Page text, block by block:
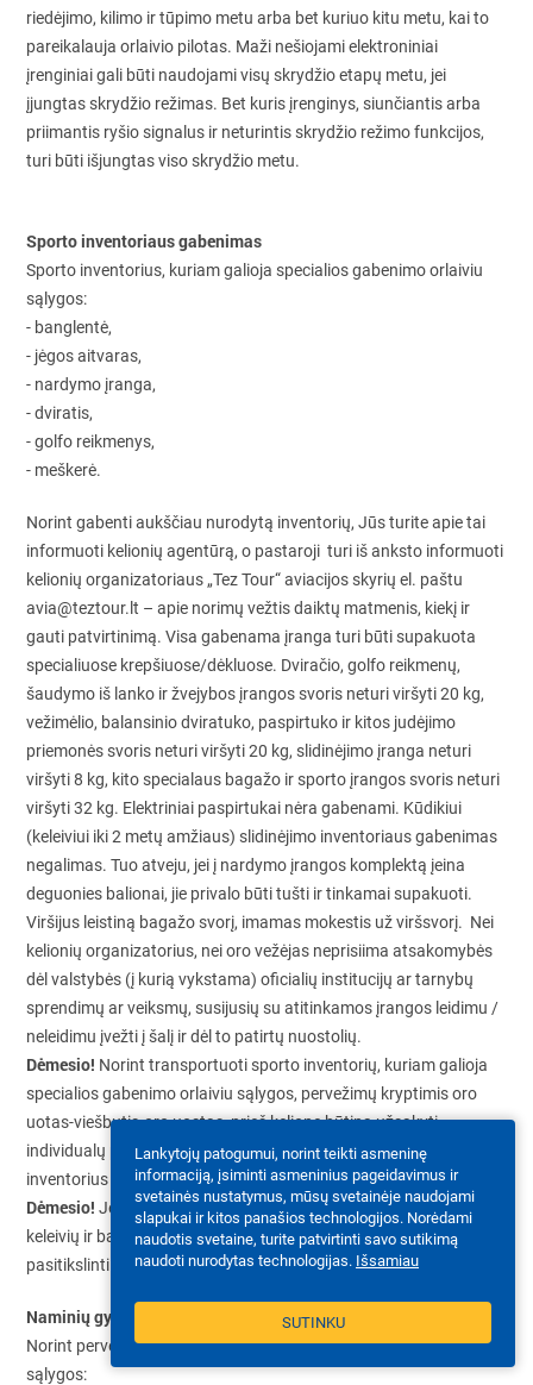
riedėjimo, kilimo ir tūpimo metu arba bet kuriuo kitu metu, kai to
pareikalauja orlaivio pilotas. Maži nešiojami elektroniniai
įrenginiai gali būti naudojami visų skrydžio etapų metu, jei
įjungtas skrydžio režimas. Bet kuris įrenginys, siunčiantis arba
priimantis ryšio signalus ir neturintis skrydžio režimo funkcijos,
turi būti išjungtas viso skrydžio metu.
Sporto inventoriaus gabenimas
Sporto inventorius, kuriam galioja specialios gabenimo orlaiviu
sąlygos:
- banglentė,
- jėgos aitvaras,
- nardymo įranga,
- dviratis,
- golfo reikmenys,
- meškerė.
Norint gabenti aukščiau nurodytą inventorių, Jūs turite apie tai
informuoti kelionių agentūrą, o pastaroji turi iš anksto informuoti
kelionių organizatoriaus „Tez Tour“ aviacijos skyrių el. paštu
avia@teztour.lt – apie norimų vežtis daiktų matmenis, kiekį ir
gauti patvirtinimą. Visa gabenama įranga turi būti supakuota
specialiuose krepšiuose/dėkluose. Dviračio, golfo reikmenų,
šaudymo iš lanko ir žvejybos įrangos svoris neturi viršyti 20 kg,
vežimėlio, balansinio dviratuko, paspirtuko ir kitos judėjimo
priemonės svoris neturi viršyti 20 kg, slidinėjimo įranga neturi
viršyti 8 kg, kito specialaus bagažo ir sporto įrangos svoris neturi
viršyti 32 kg. Elektriniai paspirtukai nėra gabenami. Kūdikiui
(keleiviui iki 2 metų amžiaus) slidinėjimo inventoriaus gabenimas
negalimas. Tuo atveju, jei į nardymo įrangos komplektą įeina
deguonies balionai, jie privalo būti tušti ir tinkamai supakuoti.
Viršijus leistiną bagažo svorį, imamas mokestis už viršsvorį. Nei
kelionių organizatorius, nei oro vežėjas neprisiima atsakomybės
dėl valstybės (į kurią vykstama) oficialių institucijų ar tarnybų
sprendimų ar veiksmų, susijusių su atitinkamos įrangos leidimu /
neleidimu įvežti į šalį ir dėl to patirtų nuostolių.
Dėmesio! Norint transportuoti sporto inventorių, kuriam galioja
specialios gabenimo orlaiviu sąlygos, pervežimų kryptimis oro
uotas-viešbutis-oro uostas, prieš kelionę būtina užsakyti
individualų pervežimą. Užsakius grupinį pervežimą (G), sportinis
inventorius nebus pervežamas.
Dėmesio! Jeigu skrydį vykdo reguliariųjų skrydžių bendrovė,
keleivių ir bagažo vežimo sąlygas bei įkainius prašome
pasitikslinti reguliariųjų skrydžių bendrovės interneto svetainėje.
Naminių gyvūnų gabenimas
Norint pervežti naminius gyvūnus turi būti užtikrintos tam tikros
sąlygos:
Lankytojų patogumui, norint teikti asmeninę
informaciją, įsiminti asmeninius pageidavimus ir
svetainės nustatymus, mūsų svetainėje naudojami
slapukai ir kitos panašios technologijos. Norėdami
naudotis svetaine, turite patvirtinti savo sutikimą
naudoti nurodytas technologijas. Išsamiau
SUTINKU